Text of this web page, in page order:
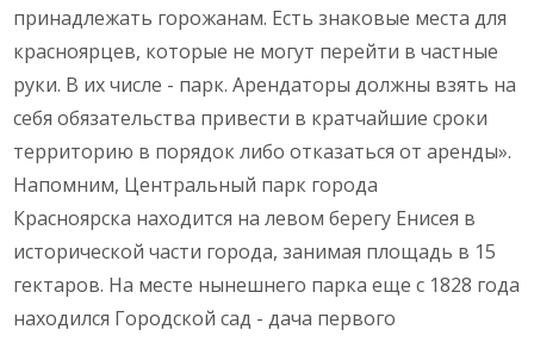
принадлежать горожанам. Есть знаковые места для
красноярцев, которые не могут перейти в частные
руки. В их числе - парк. Арендаторы должны взять на
себя обязательства привести в кратчайшие сроки
территорию в порядок либо отказаться от аренды».
Напомним, Центральный парк города
Красноярска находится на левом берегу Енисея в
исторической части города, занимая площадь в 15
гектаров. На месте нынешнего парка еще с 1828 года
находился Городской сад - дача первого